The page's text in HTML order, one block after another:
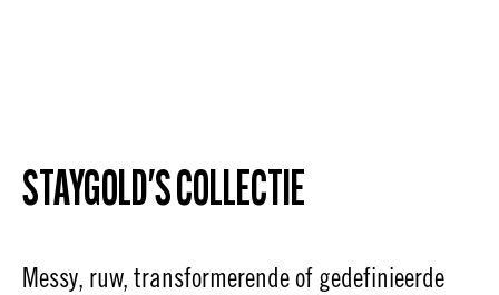
STAYGOLD'S COLLECTIE
Messy, ruw, transformerende of gedefinieerde